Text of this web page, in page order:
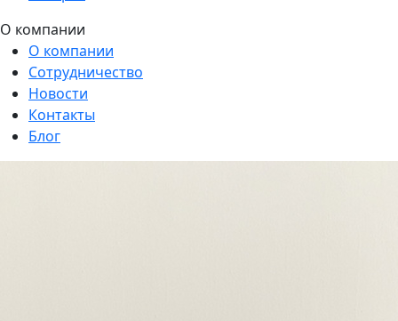
О компании
О компании
Сотрудничество
Новости
Контакты
Блог